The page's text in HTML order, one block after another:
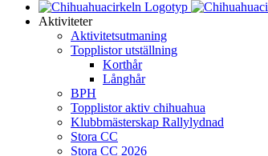
Aktiviteter
Aktivitetsutmaning
Topplistor utställning
Korthår
Långhår
BPH
Topplistor aktiv chihuahua
Klubbmästerskap Rallylydnad
Stora CC
Stora CC 2026